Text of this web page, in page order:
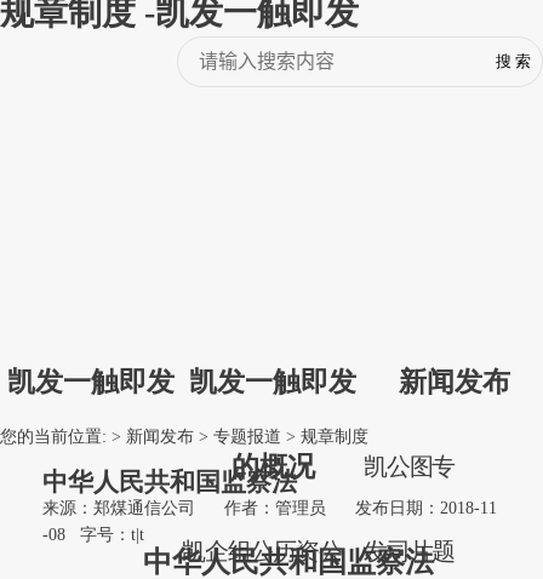
规章制度 -凯发一触即发
凯发一触即发 凯发一触即发
的概况
凯企组公历资公
新闻发布
凯
发
公
司
图
片
专
题
您的当前位置: > 新闻发布 > 专题报道 > 规章制度
中华人民共和国监察法
来源：郑煤通信公司 作者：管理员
发布日期：2018-11
-08
字号： t t
中华人民共和国监察法